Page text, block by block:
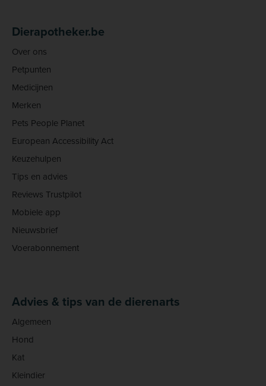
Dierapotheker.be
Over ons
Petpunten
Medicijnen
Merken
Pets People Planet
European Accessibility Act
Keuzehulpen
Tips en advies
Reviews Trustpilot
Mobiele app
Nieuwsbrief
Voerabonnement
Advies & tips van de dierenarts
Algemeen
Hond
Kat
Kleindier